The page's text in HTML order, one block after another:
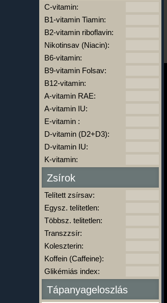
C-vitamin:
B1-vitamin Tiamin:
B2-vitamin riboflavin:
Nikotinsav (Niacin):
B6-vitamin:
B9-vitamin Folsav:
B12-vitamin:
A-vitamin RAE:
A-vitamin IU:
E-vitamin :
D-vitamin (D2+D3):
D-vitamin IU:
K-vitamin:
Zsírok
Telített zsírsav:
Egysz. telítetlen:
Többsz. telitetlen:
Transzzsír:
Koleszterin:
Koffein (Caffeine):
Glikémiás index:
Tápanyageloszlás